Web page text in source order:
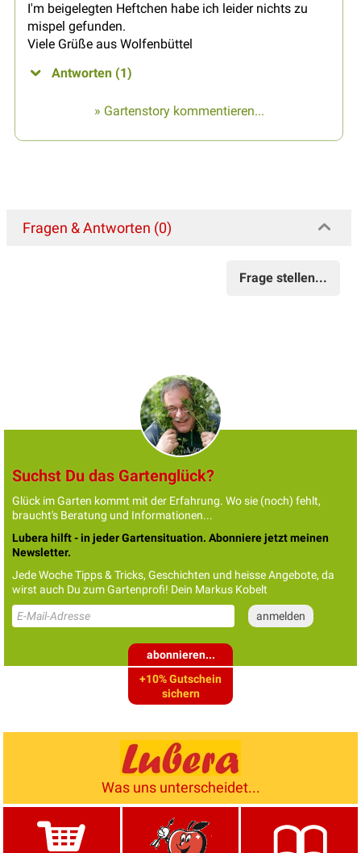
I'm beigelegten Heftchen habe ich leider nichts zu
mispel gefunden.
Viele Grüße aus Wolfenbüttel
Antworten (1)
» Gartenstory kommentieren...
Fragen & Antworten (0)
Frage stellen...
Suchst Du das Gartenglück?
Glück im Garten kommt mit der Erfahrung. Wo sie (noch) fehlt,
braucht's Beratung und Informationen...
Lubera hilft - in jeder Gartensituation. Abonniere jetzt meinen
Newsletter.
Jede Woche Tipps & Tricks, Geschichten und heisse Angebote, da
wirst auch Du zum Gartenprofi! Dein Markus Kobelt
abonnieren...
+10% Gutschein
sichern
Was uns unterscheidet...